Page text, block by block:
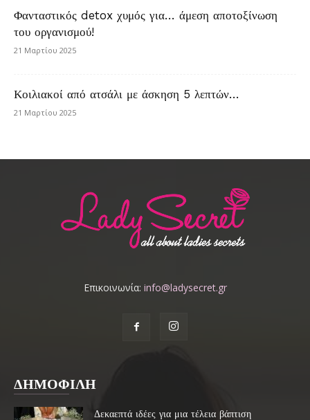
Φανταστικός detox χυμός για… άμεση αποτοξίνωση
του οργανισμού!
21 Μαρτίου 2025
Κοιλιακοί από ατσάλι με άσκηση 5 λεπτών…
21 Μαρτίου 2025
Επικοινωνία: info@ladysecret.gr
ΔΗΜΟΦΙΛΗ
Δεκαεπτά ιδέες για μια τέλεια βάπτιση